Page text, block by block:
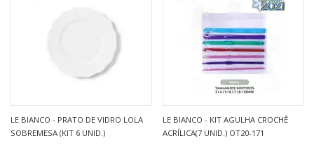
LE BIANCO - PRATO DE VIDRO LOLA
SOBREMESA (KIT 6 UNID.)
LE BIANCO - KIT AGULHA CROCHÊ
ACRÍLICA(7 UNID.) OT20-171